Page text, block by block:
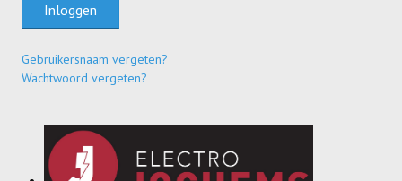
Inloggen
Gebruikersnaam vergeten?
Wachtwoord vergeten?